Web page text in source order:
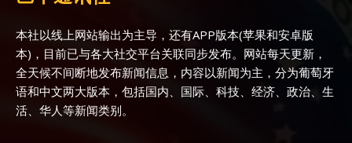
本社以线上网站输出为主导，还有APP版本(苹果和安卓版
本)，目前已与各大社交平台关联同步发布。网站每天更新，
全天候不间断地发布新闻信息，内容以新闻为主，分为葡萄牙
语和中文两大版本，包括国内、国际、科技、经济、政治、生
活、华人等新闻类别。